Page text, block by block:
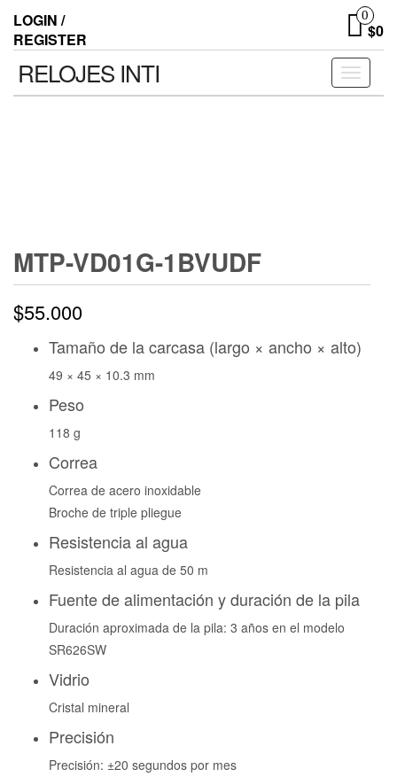
LOGIN /
REGISTER
0
$0
Toggle
RELOJES INTI
MTP-VD01G-1BVUDF
$55.000
Tamaño de la carcasa (largo × ancho × alto)
49 × 45 × 10.3 mm
Peso
118 g
Correa
Correa de acero inoxidable
Broche de triple pliegue
Resistencia al agua
Resistencia al agua de 50 m
Fuente de alimentación y duración de la pila
Duración aproximada de la pila: 3 años en el modelo
SR626SW
Vidrio
Cristal mineral
Precisión
Precisión: ±20 segundos por mes